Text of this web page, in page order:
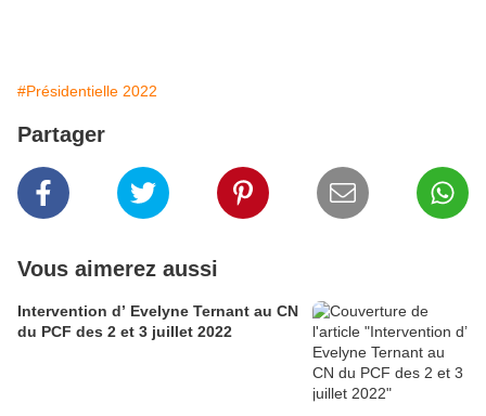
#Présidentielle 2022
Partager
Vous aimerez aussi
Intervention d’ Evelyne Ternant au CN
du PCF des 2 et 3 juillet 2022